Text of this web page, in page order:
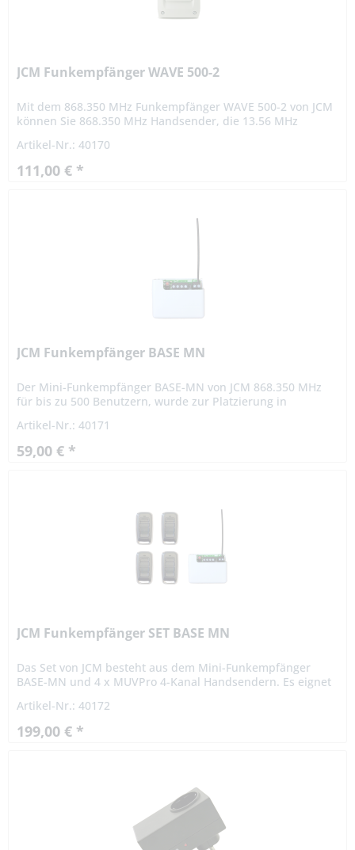
JCM Funkempfänger WAVE 500-2
Mit dem 868.350 MHz Funkempfänger WAVE 500-2 von JCM
können Sie 868.350 MHz Handsender, die 13.56 MHz
Technologie (Funk und...
Artikel-Nr.: 40170
111,00 € *
JCM Funkempfänger BASE MN
Der Mini-Funkempfänger BASE-MN von JCM 868.350 MHz
für bis zu 500 Benutzern, wurde zur Platzierung in
alle...
Artikel-Nr.: 40171
59,00 € *
JCM Funkempfänger SET BASE MN
Das Set von JCM besteht aus dem Mini-Funkempfänger
BASE-MN und 4 x MUVPro 4-Kanal Handsendern. Es eignet
Handsender von JCM Der...
Artikel-Nr.: 40172
199,00 € *